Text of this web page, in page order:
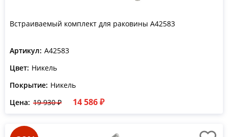
Встраиваемый комплект для раковины A42583
Артикул: A42583
Цвет: Никель
Покрытие: Никель
Цена: 19 930 ₽ 14 586 ₽